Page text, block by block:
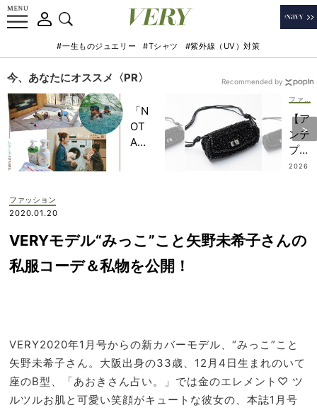
#一生ものジュエリー #Tシャツ #紫外線（UV）対策
今、あなたにオススメ〈PR〉
「N
OT
A
記憶
に一
生残
旅】
を
【ア
ンテ
プリ
マ】
ーを
ッ
グ」
3選
2026
Recommended by
ファッション
2020.01.20
VERYモデル“みっこ”こと矢野未希子さんの
私服コーデ＆私物を公開！
VERY2020年1月号からの新カバーモデル、“みっこ”こと
矢野未希子さん。大阪出身の33歳、12月4日生まれのいて
座のB型、「あおきさん占い。」では金のエレメント♡ ツ
ルツルお肌と可愛い笑顔がキュートな彼女の、本誌1月号